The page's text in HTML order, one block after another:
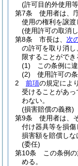
(許可目的外使用
第7条
使用者は、
使用の権利を譲渡
(使用許可の取消
第8条
市長は、 次
の許可を取り消
限することができ
(1)
この条例に
(2)
使用許可の
2
前項の規定によ
受けることがあ
わない。
(損害賠償の義務)
第9条
使用者は、
付け器具等を損
損害額を賠償しな
(委任)
第10条
この条例
める。